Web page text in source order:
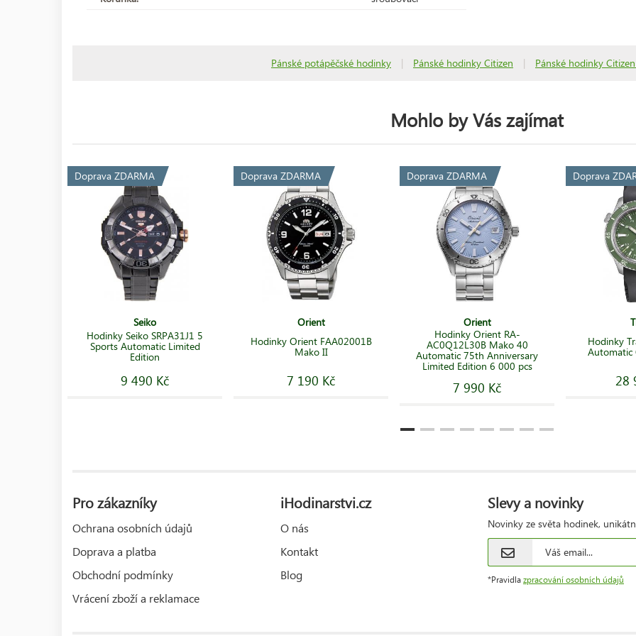
Pánské potápěčské hodinky | Pánské hodinky Citizen | Pánské hodinky
Mohlo by Vás zajímat
Doprava ZDARMA
Seiko
Hodinky Seiko SRPA31J1 5
Sports Automatic Limited
Edition
9 490 Kč
Doprava ZDARMA
Orient
Hodinky Orient FAA02001B
Mako II
7 190 Kč
Doprava ZDARMA
Orient
Hodinky Orient RA-
AC0Q12L30B Mako 40
Automatic 75th Anniversary
Limited Edition 6 000 pcs
7 990 Kč
Doprava
Hodinky
Automatic
28
Pro zákazníky
Ochrana osobních údajů
Doprava a platba
Obchodní podmínky
Vrácení zboží a reklamace
iHodinarstvi.cz
O nás
Kontakt
Blog
Slevy a novinky
Novinky ze světa hodinek,
*Pravidla zpracování osobních údajů